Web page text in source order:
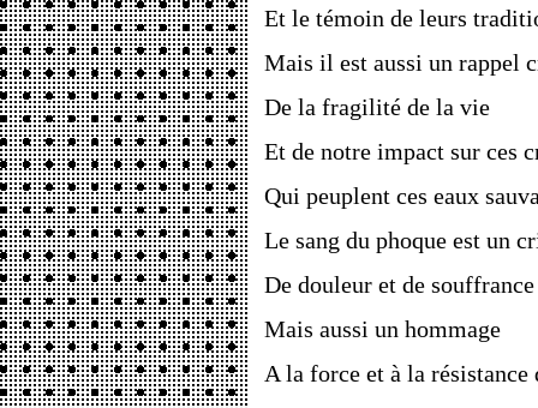
Et le témoin de leurs
Mais il est aussi un rappel
De la fragilité de la vie
Et de notre impact sur ces
Qui peuplent ces eaux
Le sang du phoque est un
De douleur et de souffrance
Mais aussi un hommage
A la force et à la résistance